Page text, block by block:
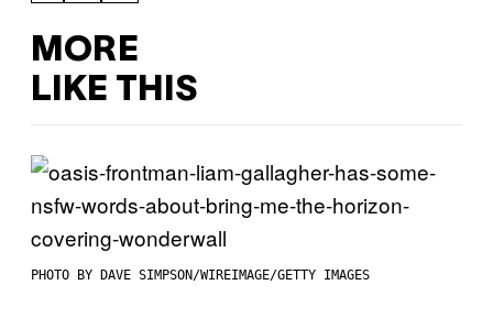
MORE
LIKE THIS
PHOTO BY DAVE SIMPSON/WIREIMAGE/GETTY IMAGES